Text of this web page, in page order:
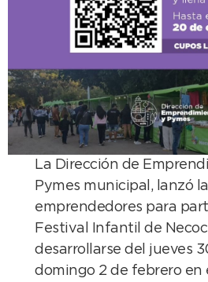
La Dirección de
Pymes municipal, lanzó
emprendedores para
Festival Infantil de
desarrollarse del jueves
domingo 2 de febrero en